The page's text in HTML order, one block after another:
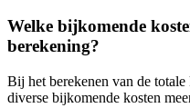
Welke bijkomende
berekening?
Bij het berekenen van de
diverse bijkomende kosten